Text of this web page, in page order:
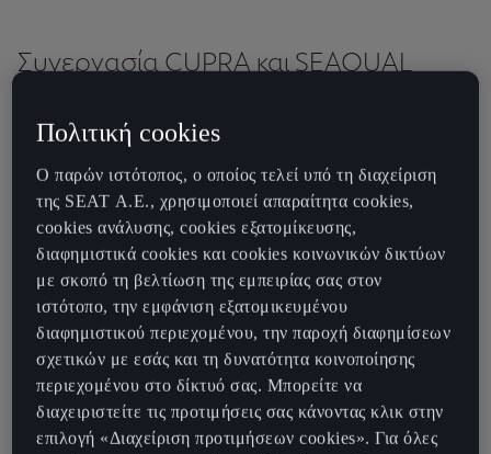
Συνεργασία CUPRA και SEAQUAL
bucket καθισμάτων του CUPRA Born
από βιώσιμα υλικά που προέρχονται
από τη Μεσόγειο Θάλασσα
Με αφορμή την Παγκόσμια Πρεμιέρα του CUPRA Born στις 25
Μαΐου, το οποίο εγκαινιάζει μια νέα εποχή για τη μάρκα και δίνει
ώθηση για τον ηλεκτρικό μετασχηματισμό της, η CUPRA ενώνει τις
δυνάμεις της με την SEAQUAL INITIATIVE για την κατασκευή των
standard καθισμάτων του πρώτου 100% ηλεκτρικού μοντέλου της
CUPRA. Τα νέα bucket καθίσματα θα κατασκευάζονται από
ανακυκλώσιμο πολυμερές ύφασμα SEAQUAL® YARN από
πλαστικό, προερχόμενο από τη Μεσόγειο και άλλες θάλασσες,
ωκεανούς, ποτάμια και εκβολές. Αυτό το καινοτόμο υλικό, το
Πολιτική cookies
Ο παρών ιστότοπος, ο οποίος τελεί υπό τη διαχείριση
της SEAT Α.Ε., χρησιμοποιεί απαραίτητα cookies,
cookies ανάλυσης, cookies εξατομίκευσης,
διαφημιστικά cookies και cookies κοινωνικών δικτύων
με σκοπό τη βελτίωση της εμπειρίας σας στον
ιστότοπο, την εμφάνιση εξατομικευμένου
διαφημιστικού περιεχομένου, την παροχή διαφημίσεων
σχετικών με εσάς και τη δυνατότητα κοινοποίησης
περιεχομένου στο δίκτυό σας. Μπορείτε να
διαχειριστείτε τις προτιμήσεις σας κάνοντας κλικ στην
επιλογή «Διαχείριση προτιμήσεων cookies». Για όλες